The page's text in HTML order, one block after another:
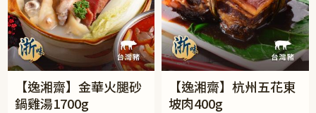
【逸湘齋】金華火腿砂
鍋雞湯1700g
【逸湘齋】杭州五花東
坡肉400g